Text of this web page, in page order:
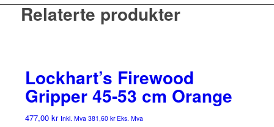
Relaterte produkter
Lockhart’s Firewood
Gripper 45-53 cm Orange
477,00 kr Inkl. Mva 381,60 krEks. Mva